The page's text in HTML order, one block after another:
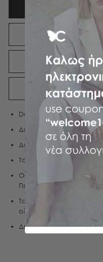
Denim ψηλόμεσο
Διαθέτει πέντε τσέπες
Διαθέτει ελαστικότητα
Το μοντέλο φοράει S
Οι μετρήσεις της
Περιφέρεια 89
Τα προϊόντα μας
ολοκλήρου στην Ελλάδα.
Δημιουργούμε βιώσιμη